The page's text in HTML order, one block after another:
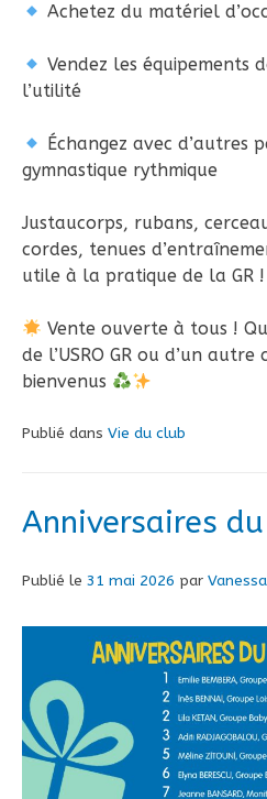
Achetez du matériel
Vendez les équipements
l’utilité
Échangez avec d’autres
gymnastique rythmique
Justaucorps, rubans,
cordes, tenues
utile à la pratique de la GR !
Vente ouverte à tous !
de l’USRO GR ou d’un
bienvenus
Publié dans Vie du club
Anniversaires
Publié le 31 mai 2026 par Vanessa